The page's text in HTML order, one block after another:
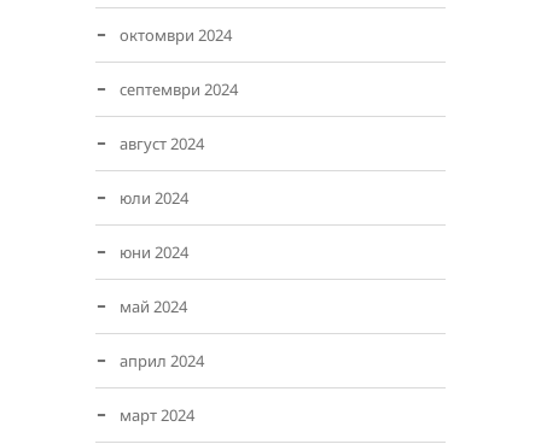
октомври 2024
септември 2024
август 2024
юли 2024
юни 2024
май 2024
април 2024
март 2024